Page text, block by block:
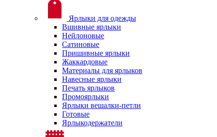
Ярлыки для одежды
Вшивные ярлыки
Нейлоновые
Сатиновые
Пришивные ярлыки
Жаккардовые
Материалы для ярлыков
Навесные ярлыки
Печать ярлыков
Промоярлыки
Ярлыки вешалки-петли
Готовые
Ярлыкодержатели